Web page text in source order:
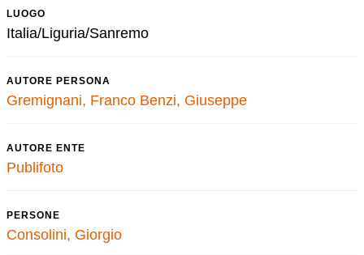
LUOGO
Italia/Liguria/Sanremo
AUTORE PERSONA
Gremignani, Franco Benzi, Giuseppe
AUTORE ENTE
Publifoto
PERSONE
Consolini, Giorgio